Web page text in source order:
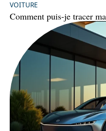
VOITURE
Comment puis-je tracer